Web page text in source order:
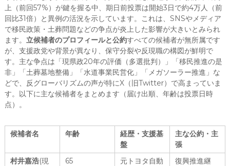
上（前回57%）が鍵を握る中、期日前投票は開始3日で約4万人（前
回比31倍）と異例の活況を示しています。これは、SNSやメディア
で移民政策・土葬問題などの争点が炎上した影響が大きいとみられ
ます。 立候補者のプロフィールと公約すべての候補者が無所属です
が、支援政党や背景が異なり、保守分裂や反現職の構図が鮮明で
す。主な争点は「現県政20年の評価（多選批判）」「移民推進の是
非」「土葬墓地整備」「水道事業民営化」「メガソーラー推進」な
どで、反グローバリズムの声が特にX（旧Twitter）で高まっていま
す。以下に主な候補者をまとめます（届け出順、年齢は投票日時
点）。
候補者名 年齢
経歴・支援基
盤
主な公約・主
張
村井嘉浩(現
65
元トヨタ自動
復興推進継